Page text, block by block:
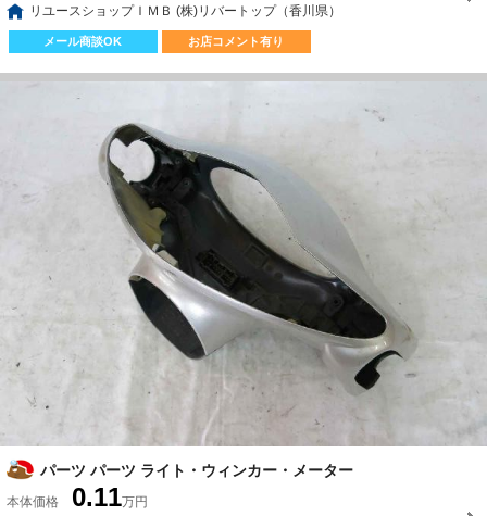
リユースショップＩＭＢ (株)リバートップ（香川県）
メール商談OK お店コメント有り
パーツ パーツ ライト・ウィンカー・メーター
本体価格 0.11万円